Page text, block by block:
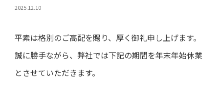
2025.12.10
平素は格別のご高配を賜り、厚く御礼申し上げます。
誠に勝手ながら、弊社では下記の期間を年末年始休業
とさせていただきます。